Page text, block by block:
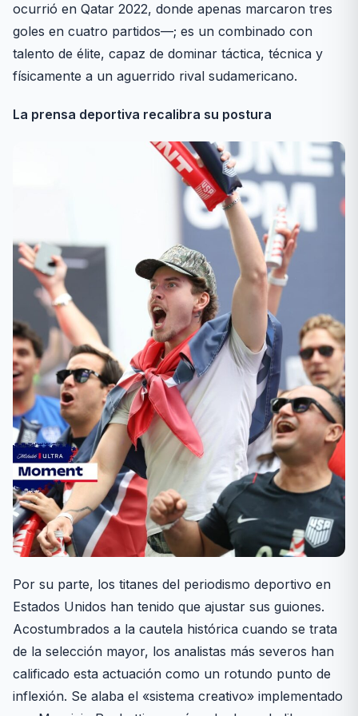
ocurrió en Qatar 2022, donde apenas marcaron tres
goles en cuatro partidos—; es un combinado con
talento de élite, capaz de dominar táctica, técnica y
físicamente a un aguerrido rival sudamericano.
La prensa deportiva recalibra su postura
Por su parte, los titanes del periodismo deportivo en
Estados Unidos han tenido que ajustar sus guiones.
Acostumbrados a la cautela histórica cuando se trata
de la selección mayor, los analistas más severos han
calificado esta actuación como un rotundo punto de
inflexión. Se alaba el «sistema creativo» implementado